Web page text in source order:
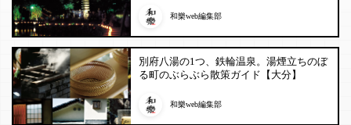
和樂web編集部
別府八湯の1つ、鉄輪温泉。湯煙立ちのぼ
る町のぶらぶら散策ガイド【大分】
和樂web編集部